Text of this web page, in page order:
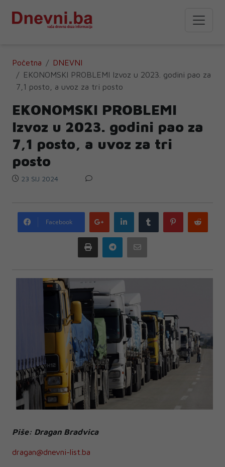
Početna
DNEVNI
EKONOMSKI PROBLEMI Izvoz u 2023. godini pao za
7,1 posto, a uvoz za tri posto
EKONOMSKI PROBLEMI
Izvoz u 2023. godini pao za
7,1 posto, a uvoz za tri
posto
23 SIJ 2024
Facebook
Google
plus
LinkedIn Tumblr Pinterest
Print Telegram
Piše: Dragan Bradvica
dragan@dnevni-list.ba